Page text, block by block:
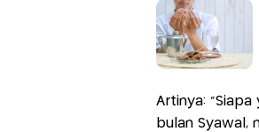
Artinya:
bulan Syawal,